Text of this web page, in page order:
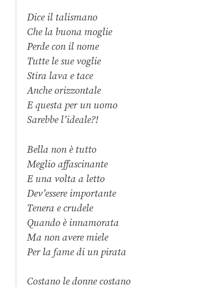
Dice il talismano
Che la buona moglie
Perde con il nome
Tutte le sue voglie
Stira lava e tace
Anche orizzontale
E questa per un uomo
Sarebbe l’ideale?!
Bella non è tutto
Meglio affascinante
E una volta a letto
Dev’essere importante
Tenera e crudele
Quando è innamorata
Ma non avere miele
Per la fame di un pirata
Costano le donne costano